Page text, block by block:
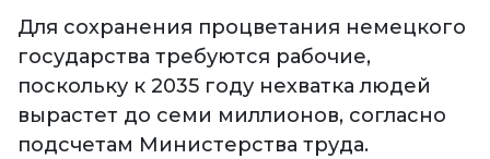
Для сохранения процветания немецкого
государства требуются рабочие,
поскольку к 2035 году нехватка людей
вырастет до семи миллионов, согласно
подсчетам Министерства труда.